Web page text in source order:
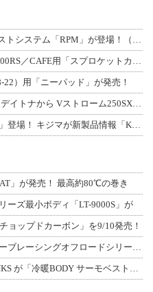
）用「ニーパッド」が発売！
」が発売！ 最高約80℃の巻き
ーズ最小ボディ「LT-9000S」が
ョップドカーボン」を9/10発売！